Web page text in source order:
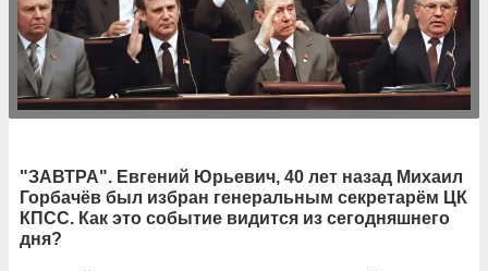
"ЗАВТРА". Евгений Юрьевич, 40 лет назад Михаил
Горбачёв был избран генеральным секретарём ЦК
КПСС. Как это событие видится из сегодняшнего
дня?